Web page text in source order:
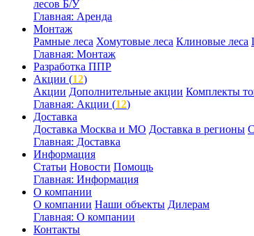
лесов Б/У
Главная: Аренда
Монтаж
Рамные леса Хомутовые леса Клиновые леса
Главная: Монтаж
Разработка ППР
Акции (12)
Акции Дополнительные акции Комплекты
Главная: Акции (12)
Доставка
Доставка Москва и МО Доставка в регионы
Главная: Доставка
Информация
Статьи Новости Помощь
Главная: Информация
О компании
О компании Наши объекты Дилерам
Главная: О компании
Контакты